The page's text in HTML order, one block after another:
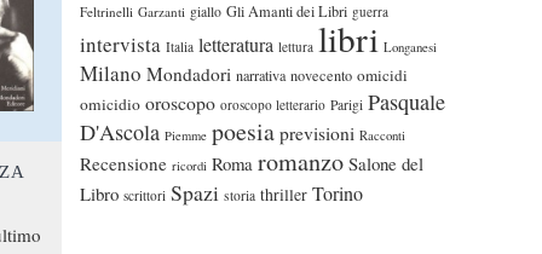
Feltrinelli Garzanti giallo Gli Amanti dei Libri guerra
intervista Italia letteratura lettura libri Longanesi
Milano Mondadori narrativa novecento omicidi
omicidio oroscopo oroscopo letterario Parigi Pasquale
D'Ascola Piemme poesia previsioni Racconti
Recensione ricordi Roma romanzo Salone del
Libro scrittori Spazi storia thriller Torino